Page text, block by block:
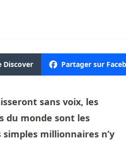
Discover Partager sur
sans voix, les
du monde sont les
millionnaires n’y